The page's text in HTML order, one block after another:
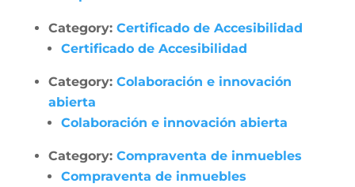
Category: Certificado de Accesibilidad
Certificado de Accesibilidad
Category: Colaboración e innovación
abierta
Colaboración e innovación abierta
Category: Compraventa de inmuebles
Compraventa de inmuebles